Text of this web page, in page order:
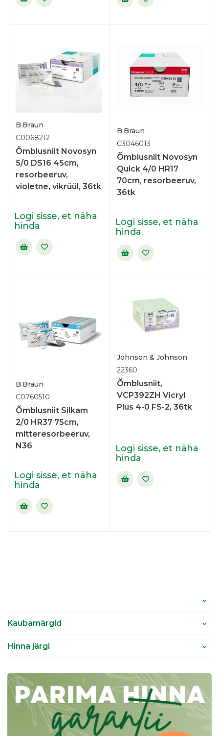
Kaubamärgid
Hinna järgi
B.Braun
C0068212
Õmblusniit Novosyn
5/0 DS16 45cm,
resorbeeruv,
violetne, vikrüül, 36tk
Logi sisse, et näha
hinda
B.Braun
C3046013
Õmblusniit Novosyn
Quick 4/0 HR17
70cm, resorbeeruv,
36tk
Logi sisse, et näha
hinda
B.Braun
C0760510
Õmblusniit Silkam
2/0 HR37 75cm,
mitteresorbeeruv,
N36
Logi sisse, et näha
hinda
Johnson & Johnson
22360
Õmblusniit,
VCP392ZH Vicryl
Plus 4-0 FS-2, 36tk
Logi sisse, et näha
hinda